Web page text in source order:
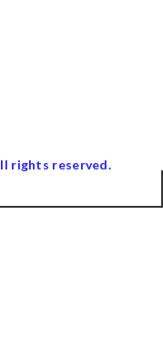
rights reserved.